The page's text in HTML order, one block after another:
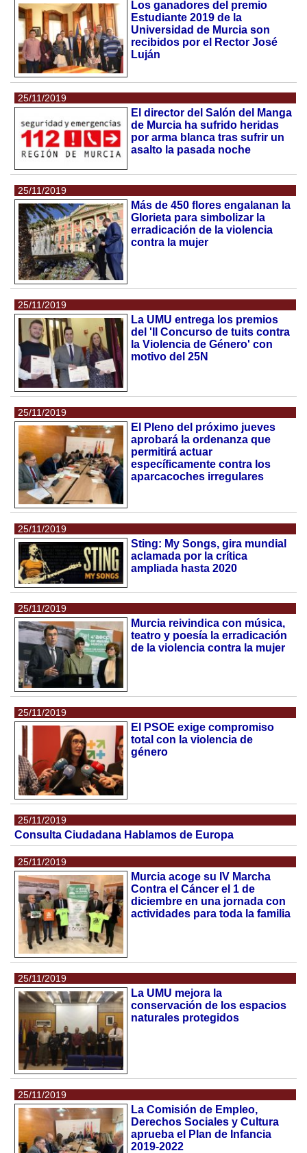
Los ganadores del premio
Estudiante 2019 de la
Universidad de Murcia son
recibidos por el Rector José
Luján
25/11/2019
El director del Salón del Manga
de Murcia ha sufrido heridas
por arma blanca tras sufrir un
asalto la pasada noche
25/11/2019
Más de 450 flores engalanan la
Glorieta para simbolizar la
erradicación de la violencia
contra la mujer
25/11/2019
La UMU entrega los premios
del 'II Concurso de tuits contra
la Violencia de Género' con
motivo del 25N
25/11/2019
El Pleno del próximo jueves
aprobará la ordenanza que
permitirá actuar
específicamente contra los
aparcacoches irregulares
25/11/2019
Sting: My Songs, gira mundial
aclamada por la crítica
ampliada hasta 2020
25/11/2019
Murcia reivindica con música,
teatro y poesía la erradicación
de la violencia contra la mujer
25/11/2019
El PSOE exige compromiso
total con la violencia de
género
25/11/2019
Consulta Ciudadana Hablamos de Europa
25/11/2019
Murcia acoge su IV Marcha
Contra el Cáncer el 1 de
diciembre en una jornada con
actividades para toda la familia
25/11/2019
La UMU mejora la
conservación de los espacios
naturales protegidos
25/11/2019
La Comisión de Empleo,
Derechos Sociales y Cultura
aprueba el Plan de Infancia
2019-2022